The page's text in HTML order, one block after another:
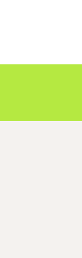
oben/